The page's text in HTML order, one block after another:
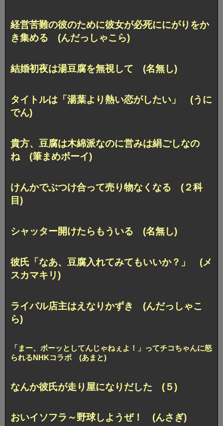
経営苦難の彼のために彼女が必死ににがりをか
き集める (んだっしゃこら)
結婚初夜は湯豆腐を無視して (名無し)
タイトルは「湯葉より熱い恋がしたい」 (うに
でん)
貴方、豆腐は木綿派なのに営みは絹ごしなの
ね (筆まめボーイ)
けんかでぶつけ合って売り物なくなる (２科
目)
シャッター開けたらもういる (名無し)
彼氏「なあ、豆腐入れてみてもいいか？」 (メ
スカマキリ)
ライバル店主はえなりかずき (んだっしゃこ
ら)
「まー、ボーッとしてんじゃねぇよ！」ってチコちゃんに怒
られるNHKコラボ (あまと)
なんか彼氏が走り屋になりだした (５)
おいイソフラ～野球しようぜ！ (んさぎ)